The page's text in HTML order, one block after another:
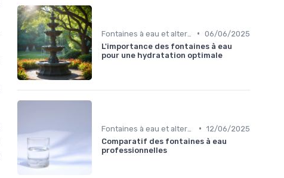
• 06/06/2025
L'importance des fontaines à eau
pour une hydratation optimale
• 12/06/2025
Comparatif des fontaines à eau
professionnelles